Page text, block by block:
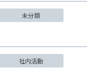
未分類
社内活動